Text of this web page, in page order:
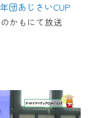
団あじさいCUP
かもにて放送